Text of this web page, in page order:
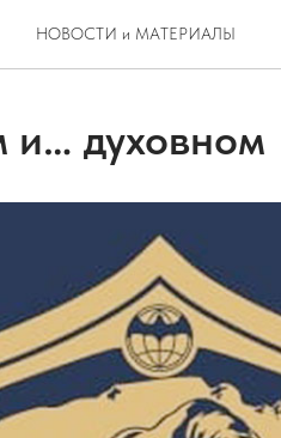
НОВОСТИ и МАТЕРИАЛЫ
и… духовном